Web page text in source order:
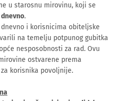
u starosnu mirovinu, koji se
.
i korisnicima obiteljske
na temelju potpunog gubitka
nesposobnosti za rad. Ovu
ostvarene prema
korisnika povoljnije.